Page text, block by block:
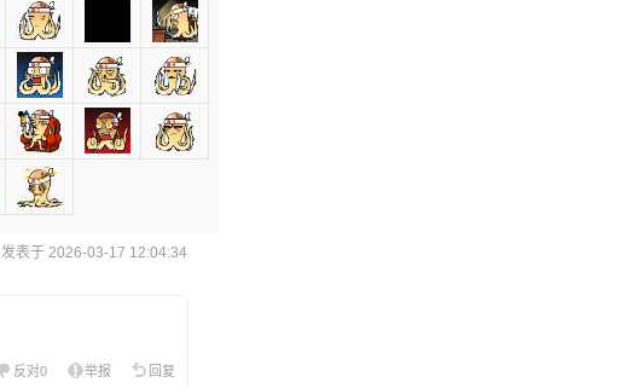
发表于 2026-03-17 12:04:34
反对0 举报 回复